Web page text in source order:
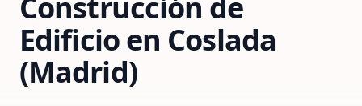
Edificioen Coslada
(Madrid)